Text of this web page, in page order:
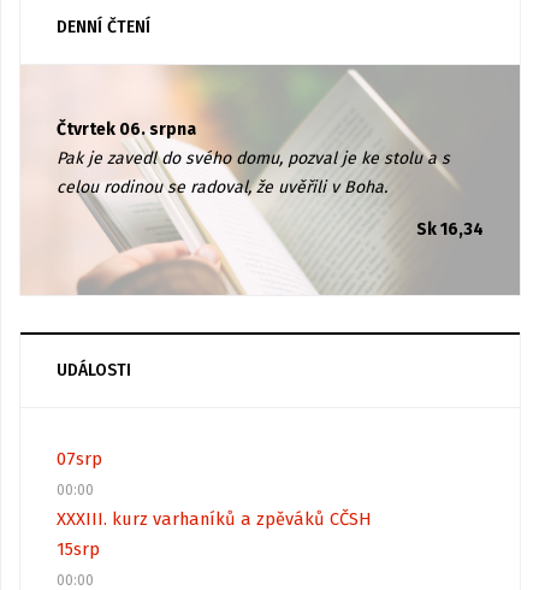
DENNÍ ČTENÍ
Čtvrtek 06. srpna
Pak je zavedl do svého domu, pozval je ke stolu a s
celou rodinou se radoval, že uvěřili v Boha.
Sk 16,34
UDÁLOSTI
07srp
00:00
XXXIII. kurz varhaníků a zpěváků CČSH
15srp
00:00